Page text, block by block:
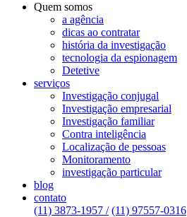
Quem somos
a agência
dicas ao contratar
história da investigação
tecnologia da espionagem
Detetive
serviços
Investigação conjugal
Investigação empresarial
Investigação familiar
Contra inteligência
Localização de pessoas
Monitoramento
investigação particular
blog
contato
(11) 3873-1957 / (11) 97557-0316